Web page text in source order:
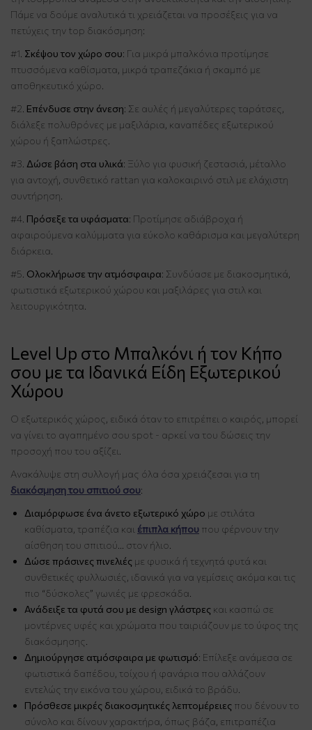
Πάμε να δούμε αναλυτικά τι χρειάζεται να προσέξεις για να
πετύχεις την top διακόσμηση:
#1. Σκέψου τον χώρο σου: Για μικρά μπαλκόνια προτίμησε
πτυσσόμενα καθίσματα, μικρά τραπεζάκια ή σκαμπό με
αποθηκευτικό χώρο.
#2. Επένδυσε στην άνεση: Σε αυλές ή μεγαλύτερες ταράτσες,
διάλεξε πολυθρόνες με μαξιλάρια, καναπέδες εξωτερικού
χώρου ή ξαπλώστρες.
#3. Δώσε βάση στα υλικά: Ξύλο για φυσική ζεστασιά, μέταλλο
για αντοχή, συνθετικό rattan για καλοκαιρινό στιλ με ελάχιστη
συντήρηση.
#4. Πρόσεξε τα υφάσματα: Προτίμησε αδιάβροχα ή
αφαιρούμενα καλύμματα για εύκολο καθάρισμα και μεγαλύτερη
διάρκεια.
#5. Ολοκλήρωσε την ατμόσφαιρα: Συνδύασε με διακοσμητικά,
φωτιστικά εξωτερικού χώρου και μαξιλάρες για στιλ και
λειτουργικότητα.
Level Up στο Μπαλκόνι ή τον Κήπο
σου με τα Ιδανικά Είδη Εξωτερικού
Χώρου
Ο εξωτερικός χώρος, ειδικά όταν το επιτρέπει ο καιρός, μπορεί
να γίνει το αγαπημένο σου spot - αρκεί να του δώσεις την
προσοχή που του αξίζει.
Ανακάλυψε στη συλλογή μας όλα όσα χρειάζεσαι για τη
διακόσμηση του σπιτιού σου:
Διαμόρφωσε ένα άνετο εξωτερικό χώρο με στιλάτα
καθίσματα, τραπέζια και έπιπλα κήπου που φέρνουν την
αίσθηση του σπιτιού… στον ήλιο.
Δώσε πράσινες πινελιές με φυσικά ή τεχνητά φυτά και
συνθετικές φυλλωσιές, ιδανικά για να γεμίσεις ακόμα και τις
πιο “δύσκολες” γωνιές με φρεσκάδα.
Ανάδειξε τα φυτά σου με design γλάστρες και κασπώ σε
μοντέρνες υφές και χρώματα που ταιριάζουν με το ύφος της
διακόσμησης.
Δημιούργησε ατμόσφαιρα με φωτισμό: Επίλεξε ανάμεσα σε
φωτιστικά δαπέδου, τοίχου ή φανάρια που αλλάζουν
εντελώς την εικόνα του χώρου, ειδικά το βράδυ.
Πρόσθεσε μικρές διακοσμητικές λεπτομέρειες που δένουν το
σύνολο και δίνουν χαρακτήρα, όπως βάζα, επιτραπέζια